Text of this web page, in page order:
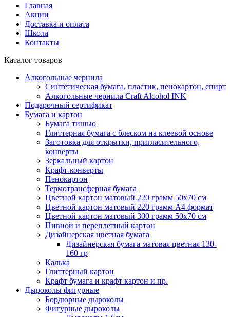
Главная
Акции
Доставка и оплата
Школа
Контакты
Каталог товаров
Алкогольные чернила
Синтетическая бумага, пластик, пенокартон, спирт
Алкогольные чернила Craft Alcohol INK
Подарочный сертификат
Бумага и картон
Бумага тишью
Глиттерная бумага с блеском на клеевой основе
Заготовка для открытки, пригласительного,
конверты
Зеркальный картон
Крафт-конверты
Пенокартон
Термотрансферная бумага
Цветной картон матовый 220 грамм 50х70 см
Цветной картон матовый 220 грамм A4 формат
Цветной картон матовый 300 грамм 50х70 см
Пивной и переплетный картон
Дизайнерская цветная бумага
Дизайнерская бумага матовая цветная 130-
160 гр
Калька
Глиттерный картон
Крафт бумага и крафт картон и пр.
Дыроколы фигурные
Бордюрные дыроколы
Фигурные дыроколы